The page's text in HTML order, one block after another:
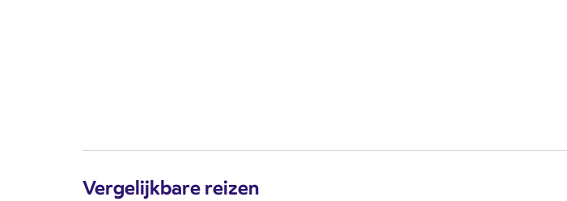
Vergelijkbare reizen